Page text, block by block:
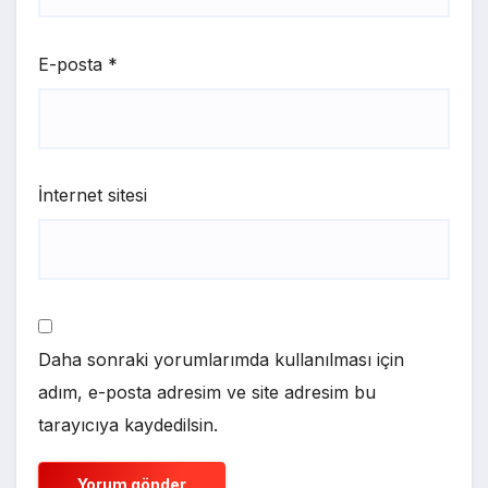
E-posta *
İnternet sitesi
Daha sonraki yorumlarımda kullanılması için
adım, e-posta adresim ve site adresim bu
tarayıcıya kaydedilsin.